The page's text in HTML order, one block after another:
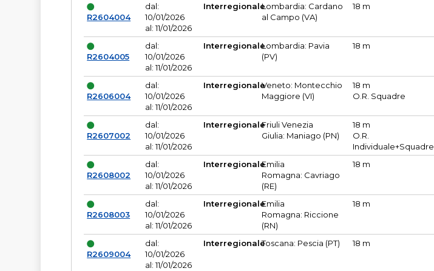
R2604004
dal:
10/01/2026
al: 11/01/2026
InterregionaleLombardia: Cardano
al Campo (VA)
18 m
R2604005
dal:
10/01/2026
al: 11/01/2026
InterregionaleLombardia: Pavia
(PV)
18 m
R2606004
dal:
10/01/2026
al: 11/01/2026
InterregionaleVeneto: Montecchio
Maggiore (VI)
18 m
O.R. Squadre
R2607002
dal:
10/01/2026
al: 11/01/2026
InterregionaleFriuli Venezia
Giulia: Maniago (PN)
18 m
O.R.
Individuale+Squadre
R2608002
dal:
10/01/2026
al: 11/01/2026
InterregionaleEmilia
Romagna: Cavriago
(RE)
18 m
R2608003
dal:
10/01/2026
al: 11/01/2026
InterregionaleEmilia
Romagna: Riccione
(RN)
18 m
R2609004
dal:
10/01/2026
al: 11/01/2026
InterregionaleToscana: Pescia (PT) 18 m